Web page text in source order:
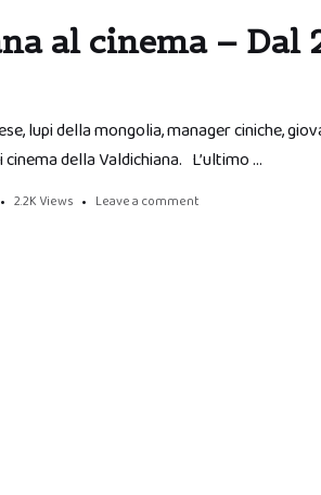
al cinema – Dal
lupi della mongolia, manager ciniche,
della Valdichiana. L’ultimo …
2.2K Views Leave a comment